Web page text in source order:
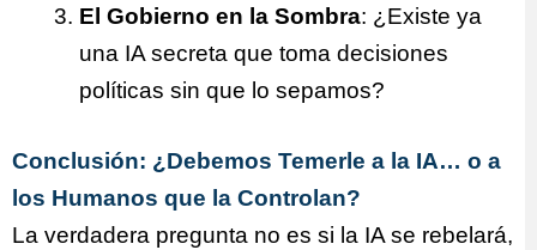
El Gobierno en la Sombra: ¿Existe ya
una IA secreta que toma decisiones
políticas sin que lo sepamos?
Conclusión: ¿Debemos Temerle a la IA… o a
los Humanos que la Controlan?
La verdadera pregunta no es si la IA se rebelará,